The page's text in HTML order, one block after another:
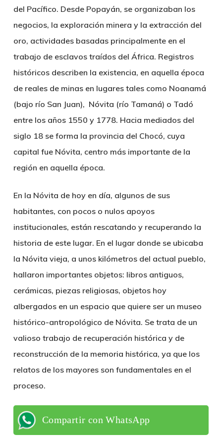
del Pacífico. Desde Popayán, se organizaban los
negocios, la exploración minera y la extracción del
oro, actividades basadas principalmente en el
trabajo de esclavos traídos del África. Registros
históricos describen la existencia, en aquella época
de reales de minas en lugares tales como Noanamá
(bajo río San Juan), Nóvita (río Tamaná) o Tadó
entre los años 1550 y 1778. Hacia mediados del
siglo 18 se forma la provincia del Chocó, cuya
capital fue Nóvita, centro más importante de la
región en aquella época.
En la Nóvita de hoy en día, algunos de sus
habitantes, con pocos o nulos apoyos
institucionales, están rescatando y recuperando la
historia de este lugar. En el lugar donde se ubicaba
la Nóvita vieja, a unos kilómetros del actual pueblo,
hallaron importantes objetos: libros antiguos,
cerámicas, piezas religiosas, objetos hoy
albergados en un espacio que quiere ser un museo
histórico-antropológico de Nóvita. Se trata de un
valioso trabajo de recuperación histórica y de
reconstrucción de la memoria histórica, ya que los
relatos de los mayores son fundamentales en el
proceso.
Compartir con WhatsApp